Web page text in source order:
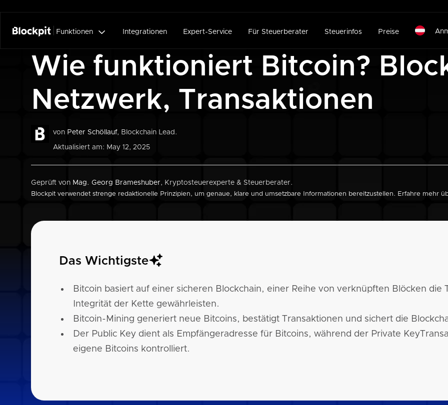
Funktionen  Integrationen Expert-Service Für Steuerberater Steuerinfos Preise
Wie funktioniert Bitcoin?
Netzwerk, Transaktionen
von Peter Schöllauf, Blockchain Lead.
Aktualisiert am: May 12, 2025
Geprüft von Mag. Georg Brameshuber, Kryptosteuerexperte & Steuerberater.
Blockpit verwendet strenge redaktionelle Prinzipien, um genaue, klare und umsetzbare Informationen bereitzustellen. Erfahre mehr
Das Wichtigste
Bitcoin basiert auf einer sicheren Blockchain, einer Reihe von verknüpften Blöcken die
Integrität der Kette gewährleisten.
Bitcoin-Mining generiert neue Bitcoins, bestätigt Transaktionen und sichert die
Der Public Key dient als Empfängeradresse für Bitcoins, während der Private
eigene Bitcoins kontrolliert.